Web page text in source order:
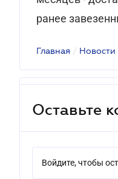
ранее
Главная / Новости
Оставьте
Войдите, чтобы